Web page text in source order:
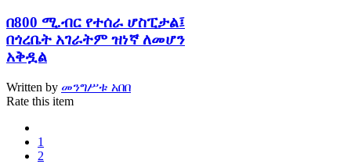
በ800 ሚ.ብር የተሰራ ሆስፒታል፤
በጎረቤት አገራትም ዝነኛ ለመሆን
አቅዷል
Written by መንግሥቱ አበበ
Rate this item
1
2